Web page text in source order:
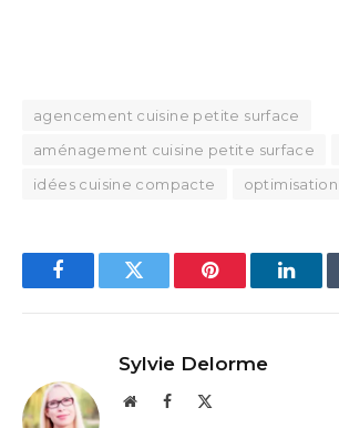
agencement cuisine petite surface
aménagement cuisine petite surface
idées cuisine compacte
FacebookTwitter Pinterest
Sylvie Delorme
WebsiteFacebook